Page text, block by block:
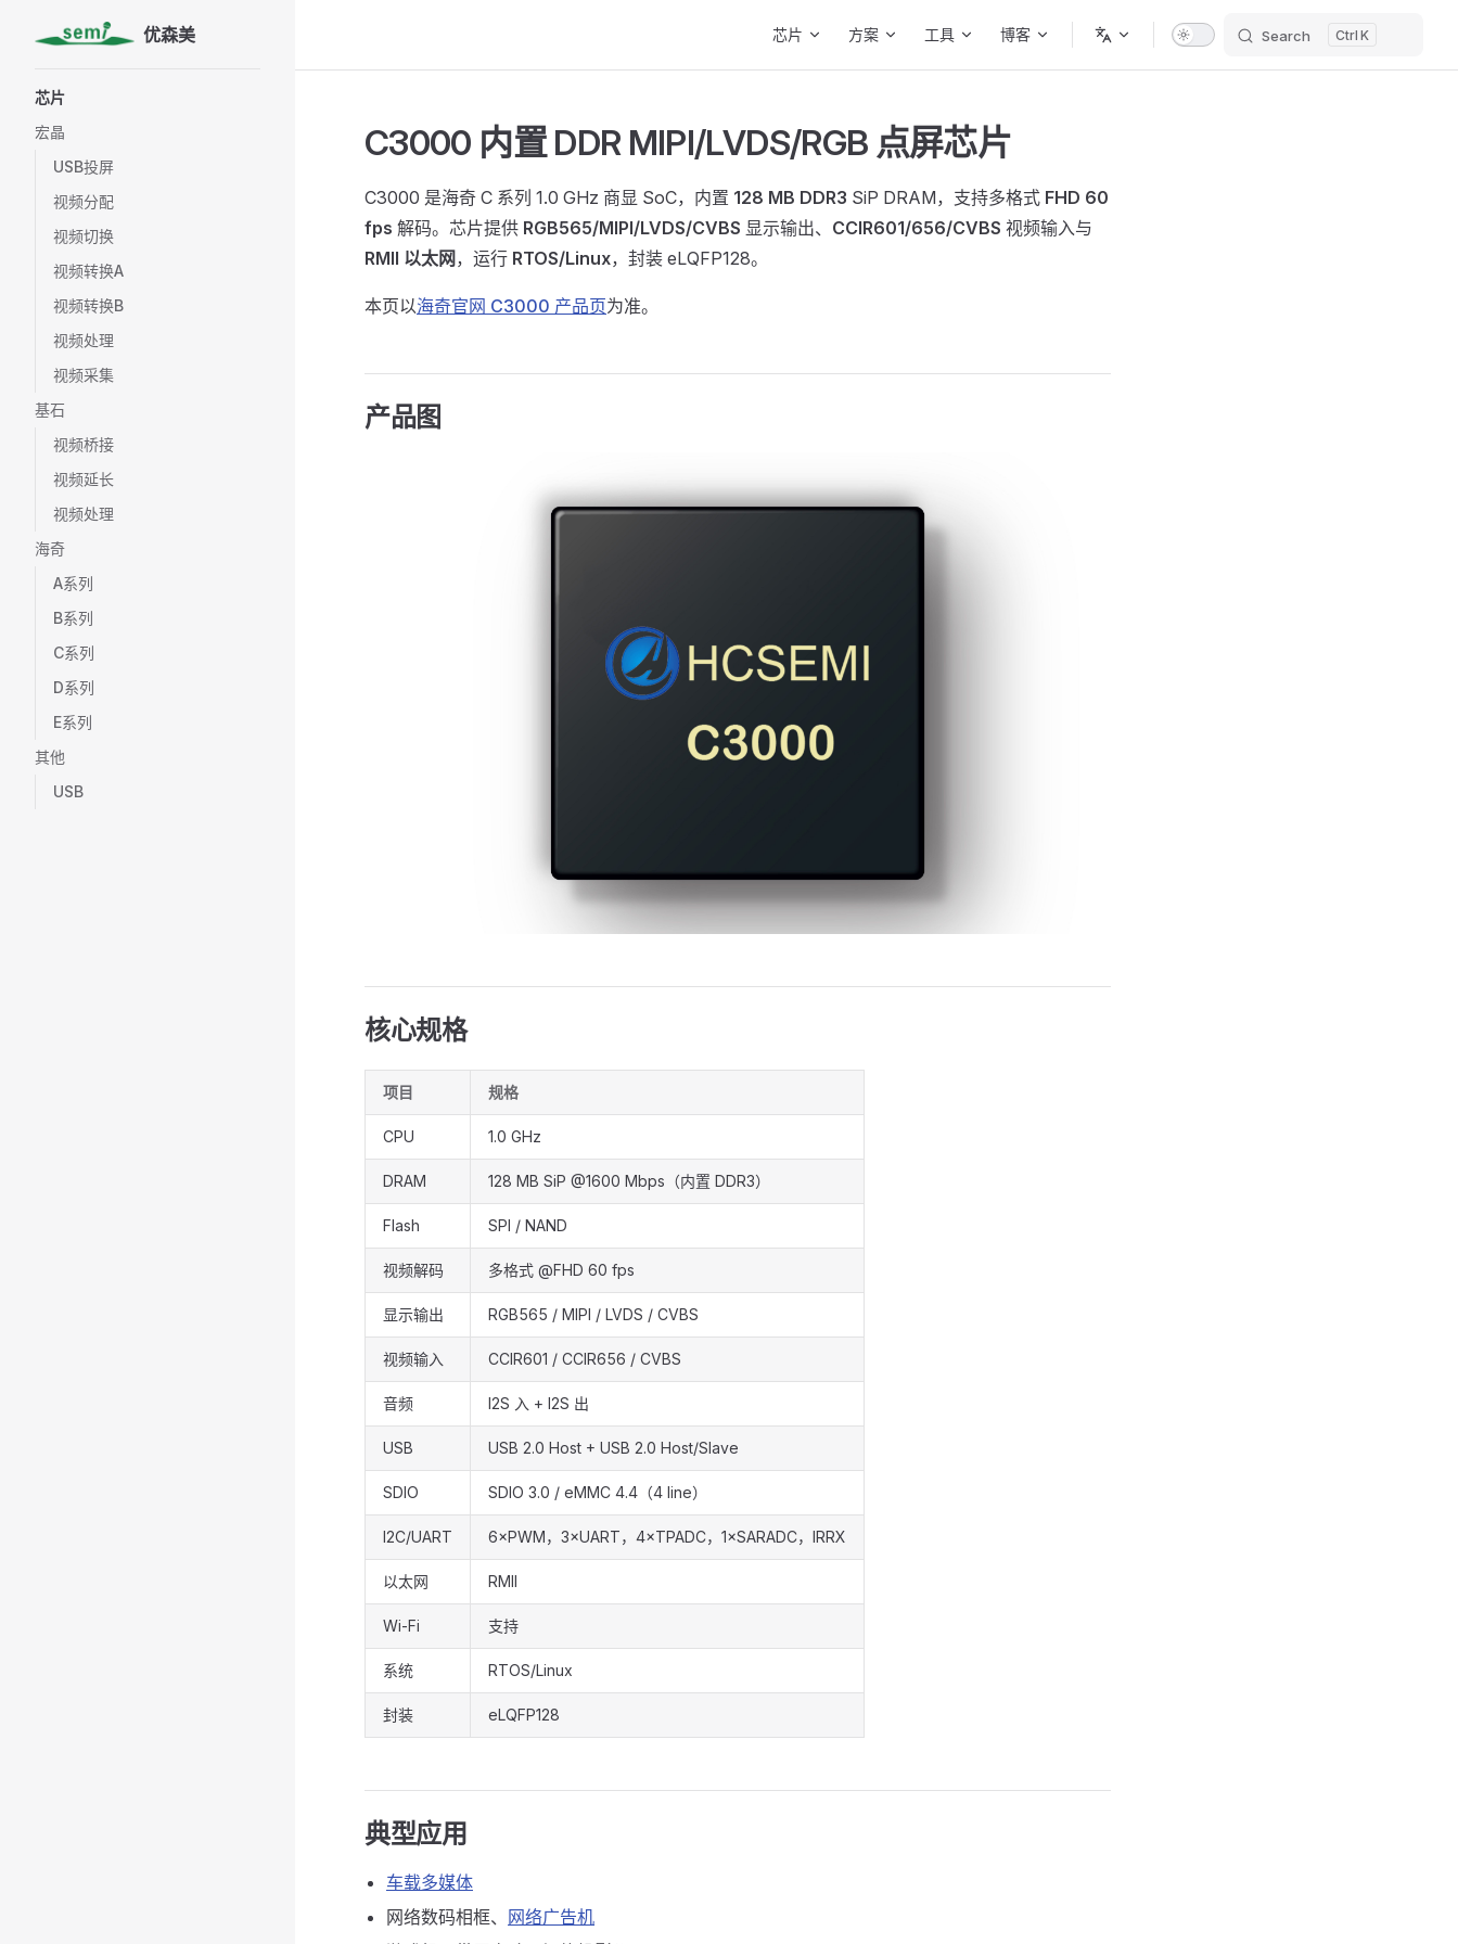
Skip to content 优森美 Search K
芯片 方案 工具 博客
芯片
宏晶
USB投屏
视频分配
视频切换
视频转换A
视频转换B
视频处理
视频采集
基石
视频桥接
视频延长
视频处理
海奇
A系列
B系列
C系列
D系列
E系列
其他
USB
C3000 内置 DDR MIPI/LVDS/RGB 点屏芯片
C3000 是海奇 C 系列 1.0 GHz 商显 SoC，内置 128 MB DDR3 SiP DRAM，支持多格式 FHD 60
fps 解码。芯片提供 RGB565/MIPI/LVDS/CVBS 显示输出、 CCIR601/656/CVBS 视频输入与
RMII 以太网 ，运行 RTOS/Linux，封装 eLQFP128。
本页以海奇官网 C3000 产品页为准。
产品图
核心规格
项目 规格
CPU 1.0 GHz
DRAM 128 MB SiP @1600 Mbps（内置 DDR3）
Flash SPI / NAND
视频解码 多格式 @FHD 60 fps
显示输出 RGB565 / MIPI / LVDS / CVBS
视频输入 CCIR601 / CCIR656 / CVBS
音频 I2S 入 + I2S 出
USB USB 2.0 Host + USB 2.0 Host/Slave
SDIO SDIO 3.0 / eMMC 4.4（4 line）
I2C/UART 6×PWM，3×UART，4×TPADC，1×SARADC，IRRX
以太网 RMII
Wi-Fi 支持
系统 RTOS/Linux
封装 eLQFP128
典型应用
车载多媒体
网络数码相框、 网络广告机